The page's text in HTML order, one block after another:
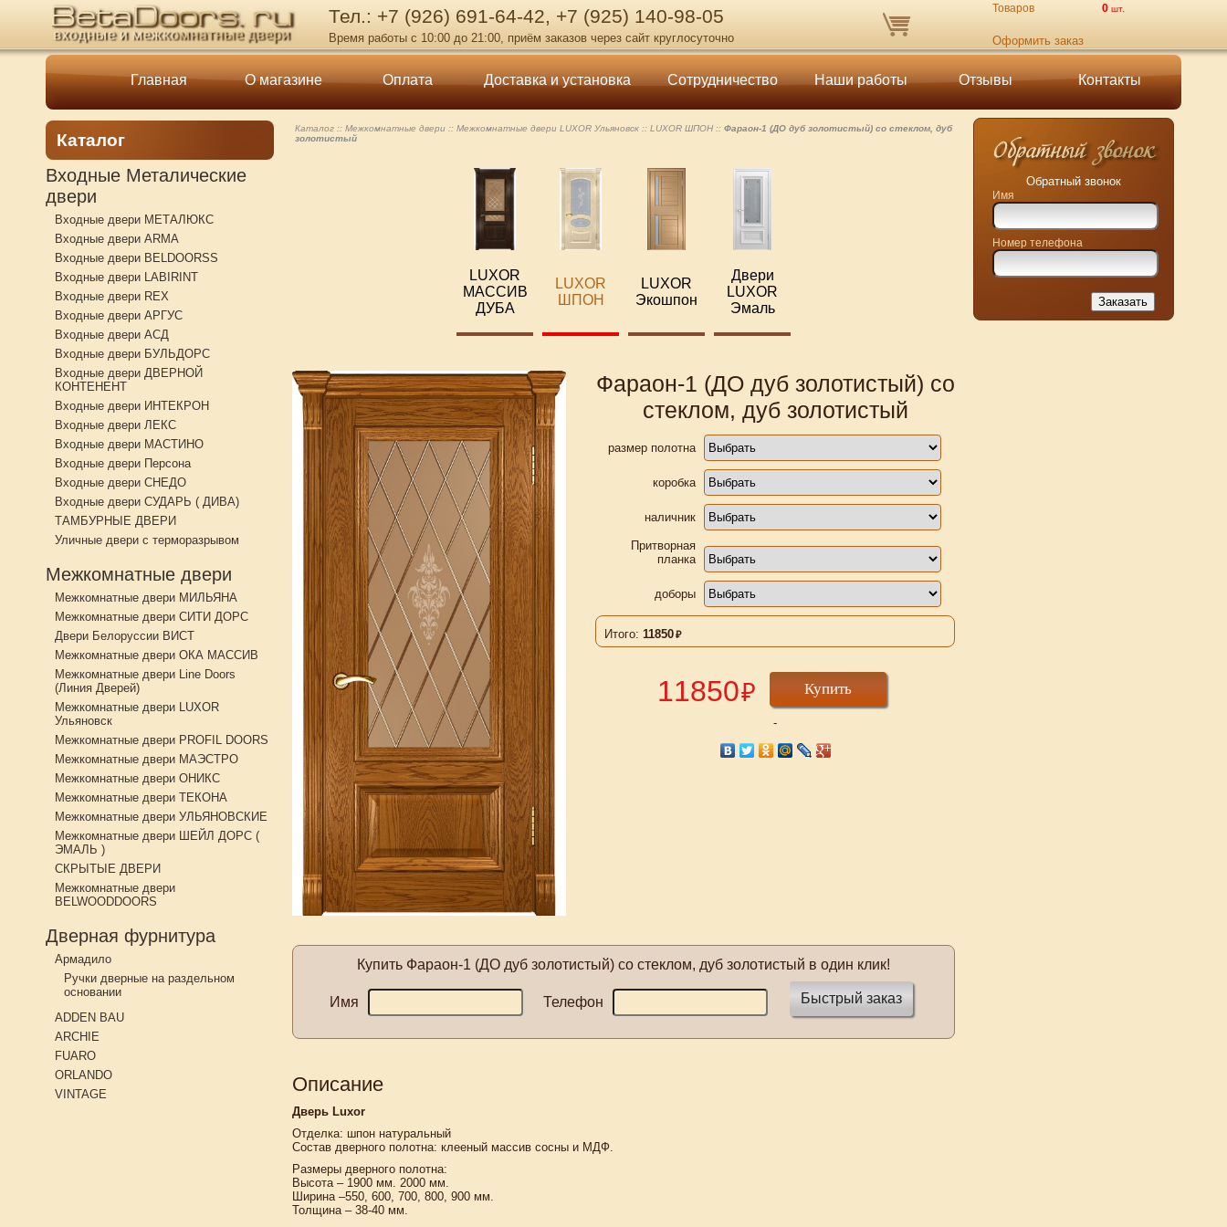
Товаров 0 шт.
Оформить заказ
Тел.: +7 (926) 691-64-42, +7 (925) 140-98-05
Время работы с 10:00 до 21:00, приём заказов через сайт круглосуточно
Главная О магазине Оплата Доставка и установка Сотрудничество Наши работы Отзывы Контакты
Каталог
Входные Металические
двери
Входные двери МЕТАЛЮКС
Входные двери ARMA
Входные двери BELDOORSS
Входные двери LABIRINT
Входные двери REX
Входные двери АРГУС
Входные двери АСД
Входные двери БУЛЬДОРС
Входные двери ДВЕРНОЙ
КОНТЕНЕНТ
Входные двери ИНТЕКРОН
Входные двери ЛЕКС
Входные двери МАСТИНО
Входные двери Персона
Входные двери СНЕДО
Входные двери СУДАРЬ ( ДИВА)
ТАМБУРНЫЕ ДВЕРИ
Уличные двери с терморазрывом
Межкомнатные двери
Межкомнатные двери МИЛЬЯНА
Межкомнатные двери СИТИ ДОРС
Двери Белоруссии ВИСТ
Межкомнатные двери ОКА МАССИВ
Межкомнатные двери Line Doors
(Линия Дверей)
Межкомнатные двери LUXOR
Ульяновск
Межкомнатные двери PROFIL DOORS
Межкомнатные двери МАЭСТРО
Межкомнатные двери ОНИКС
Межкомнатные двери ТЕКОНА
Межкомнатные двери УЛЬЯНОВСКИЕ
Межкомнатные двери ШЕЙЛ ДОРС (
ЭМАЛЬ )
СКРЫТЫЕ ДВЕРИ
Межкомнатные двери
BELWOODDOORS
Дверная фурнитура
Армадило
Ручки дверные на раздельном
основании
ADDEN BAU
ARCHIE
FUARO
ORLANDO
VINTAGE
Обратный звонок
Имя
Номер телефона
Каталог Межкомнатные двери Межкомнатные двери LUXOR Ульяновск LUXOR ШПОН
Фараон-1 (ДО дуб золотистый) со стеклом, дуб
золотистый
LUXOR
МАССИВ
ДУБА
LUXOR
ШПОН
LUXOR
Экошпон
Двери
LUXOR
Эмаль
Фараон-1 (ДО дуб золотистый) со
стеклом, дуб золотистый
размер полотна
коробка
наличник
Притворная
планка
доборы
Итого: 11850₽
11850₽ Купить
-
Купить Фараон-1 (ДО дуб золотистый) со стеклом, дуб золотистый в один клик!
Имя Телефон Быстрый заказ
Описание
Дверь Luxor
Отделка: шпон натуральный
Состав дверного полотна: клееный массив сосны и МДФ.
Размеры дверного полотна:
Высота – 1900 мм. 2000 мм.
Ширина –550, 600, 700, 800, 900 мм.
Толщина – 38-40 мм.